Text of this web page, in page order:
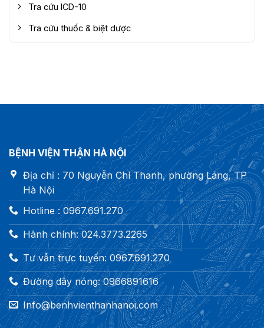
Tra cứu ICD-10
Tra cứu thuốc & biệt dược
BỆNH VIỆN THẬN HÀ NỘI
Địa chỉ : 70 Nguyễn Chí Thanh, phường Láng, TP
Hà Nội
Hotline : 0967.691.270
Hành chính: 024.3773.2265
Tư vẫn trực tuyến: 0967.691.270
Đường dây nóng: 0966891616
Info@benhvienthanhanoi.com